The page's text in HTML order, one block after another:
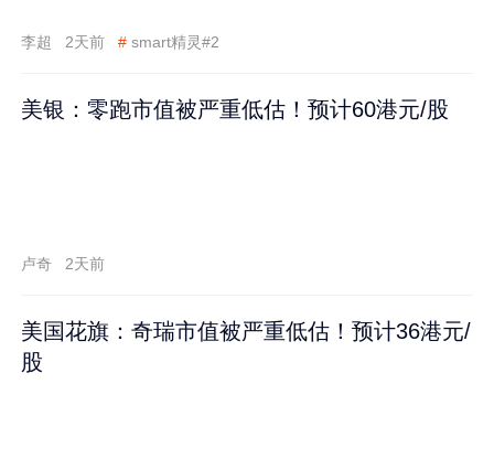
李超 2天前 # smart精灵#2
美银：零跑市值被严重低估！预计60港元/股
卢奇 2天前
美国花旗：奇瑞市值被严重低估！预计36港元/
股